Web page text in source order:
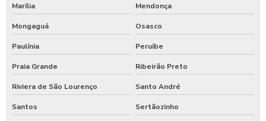
Marília Mendonça
Mongaguá Osasco
Paulínia Peruíbe
Praia Grande Ribeirão Preto
Riviera de São Lourenço Santo André
Santos Sertãozinho